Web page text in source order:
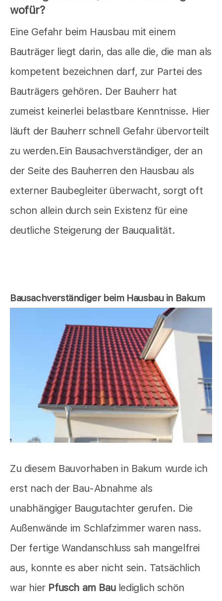
wofür?
Eine Gefahr beim Hausbau mit einem
Bauträger liegt darin, das alle die, die man als
kompetent bezeichnen darf, zur Partei des
Bauträgers gehören. Der Bauherr hat
zumeist keinerlei belastbare Kenntnisse. Hier
läuft der Bauherr schnell Gefahr übervorteilt
zu werden.Ein Bausachverständiger, der an
der Seite des Bauherren den Hausbau als
externer Baubegleiter überwacht, sorgt oft
schon allein durch sein Existenz für eine
deutliche Steigerung der Bauqualität.
Bausachverständiger beim Hausbau in Bakum
Zu diesem Bauvorhaben in Bakum wurde ich
erst nach der Bau-Abnahme als
unabhängiger Baugutachter gerufen. Die
Außenwände im Schlafzimmer waren nass.
Der fertige Wandanschluss sah mangelfrei
aus, konnte es aber nicht sein. Tatsächlich
war hier Pfusch am Baulediglich schön